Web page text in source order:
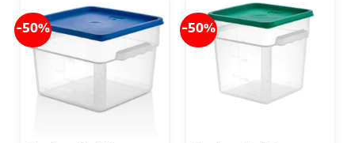
-50% -50%